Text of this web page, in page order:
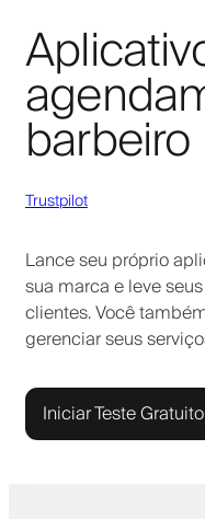
barbeiro
Trustpilot
Lance seu próprio
sua marca e leve
clientes. Você
gerenciar seus
Iniciar Teste Gratuito